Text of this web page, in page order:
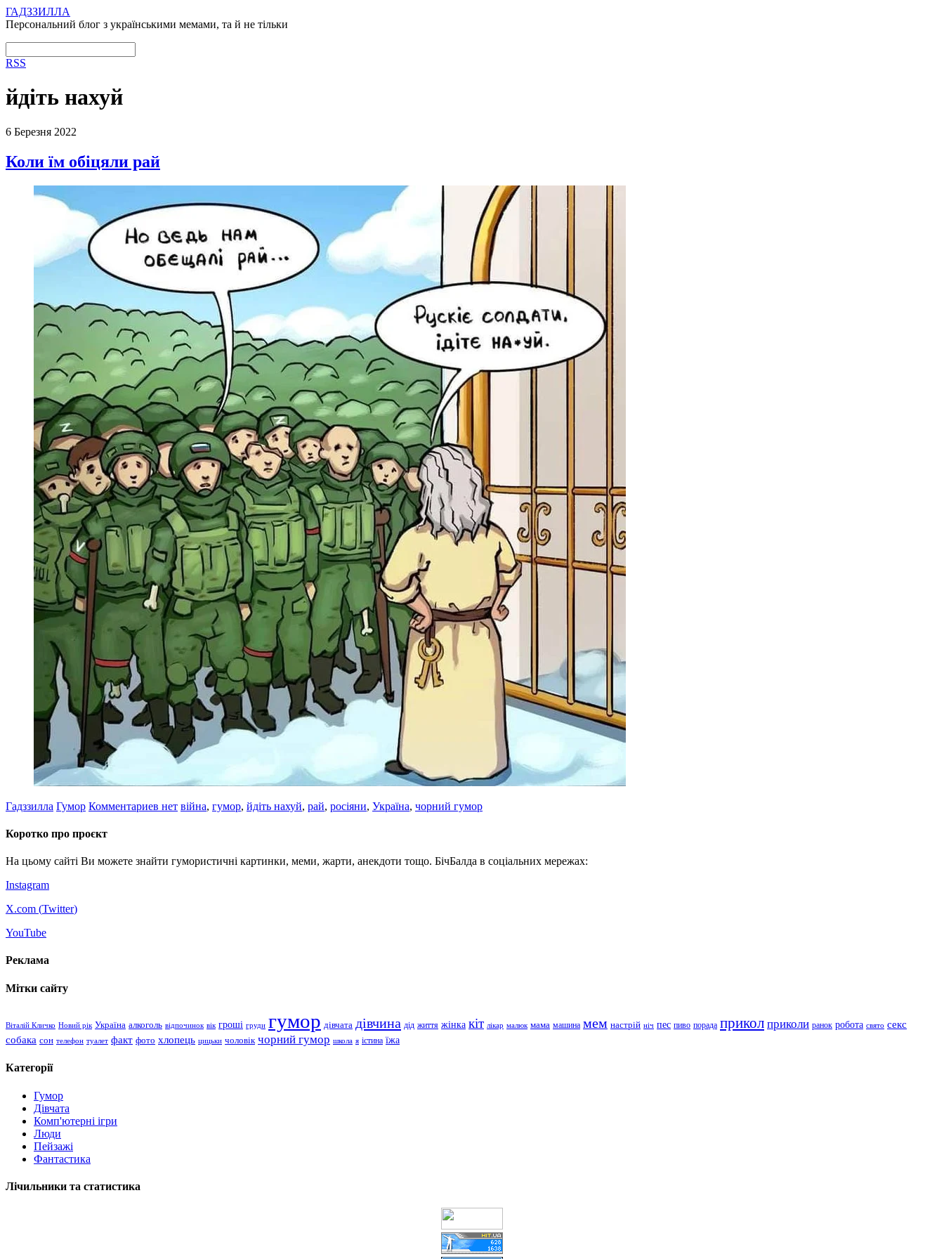
ГАДЗЗИЛЛА
Персональний блог з українськими мемами, та й не тільки
RSS
йдіть нахуй
6 Березня 2022
Коли їм обіцяли рай
Гадззилла Гумор Комментариев нет війна, гумор, йдіть нахуй, рай, росіяни, Україна, чорний гумор
Коротко про проєкт
На цьому сайті Ви можете знайти гумористичні картинки, меми, жарти, анекдоти тощо. БічБалда в соціальних мережах:
Instagram
X.com (Twitter)
YouTube
Реклама
Мітки сайту
Віталій Кличко Новий рік Україна алкоголь відпочинок вік гроші груди гумор дівчата дівчина дід життя жінка кіт лікар малюк мама машина мем настрій ніч пес пиво порада прикол приколи ранок робота свято секс
собака сон телефон туалет факт фото хлопець цицьки чоловік чорний гумор школа я істина їжа
Категорії
Гумор
Дівчата
Комп'ютерні ігри
Люди
Пейзажі
Фантастика
Лічильники та статистика